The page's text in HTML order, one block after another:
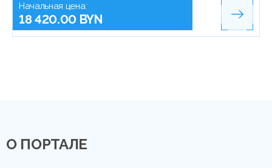
Начальная цена:
18 420.00 BYN
О ПОРТАЛЕ